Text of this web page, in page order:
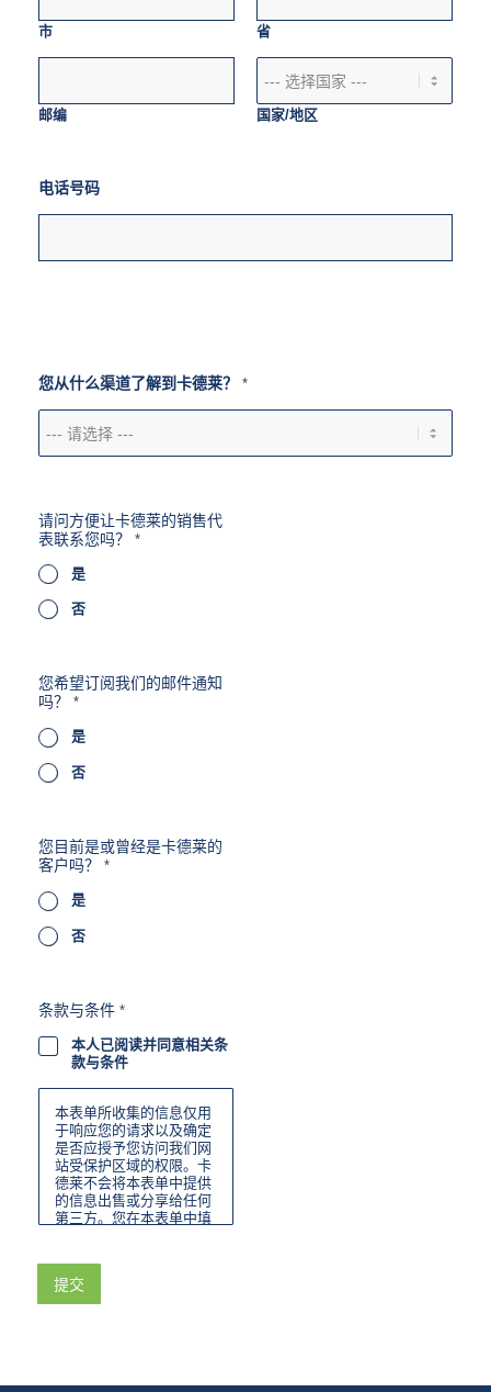
市 省
邮编 国家/地区
电话号码
您从什么渠道了解到卡德莱？ *
请问方便让卡德莱的销售代
表联系您吗？ *
是
否
您希望订阅我们的邮件通知
吗？ *
是
否
您目前是或曾经是卡德莱的
客户吗？ *
是
否
条款与条件 *
本人已阅读并同意相关条
款与条件
本表单所收集的信息仅用
于响应您的请求以及确定
是否应授予您访问我们网
站受保护区域的权限。卡
德莱不会将本表单中提供
的信息出售或分享给任何
第三方。您在本表单中填
表。您可随时通过我们发
送的电子邮件中的退订功
提交